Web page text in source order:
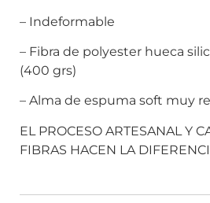
– Indeformable
– Fibra de polyester hueca
(400 grs)
– Alma de espuma soft muy
EL PROCESO ARTESANAL Y
FIBRAS HACEN LA